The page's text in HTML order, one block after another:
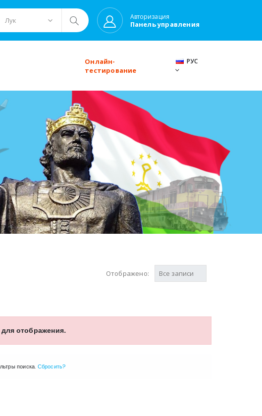
Авторизация
Панель управления
Онлайн-
тестирование
РУС
Отображено:
отображения.
поиска. Сбросить?